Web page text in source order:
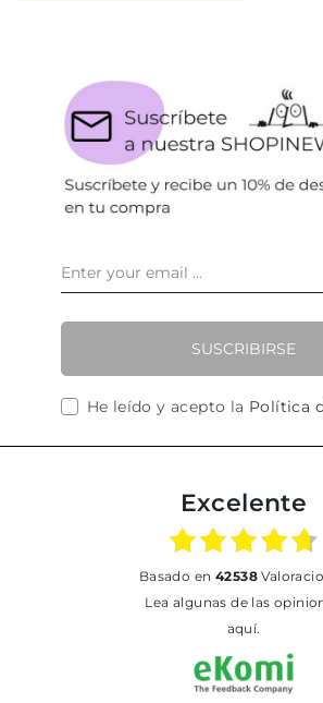
SUSCRIBIRSE
He leído y acepto la Política
Excelente
basado en 42538
Lea algunas de las opiniones
aquí.